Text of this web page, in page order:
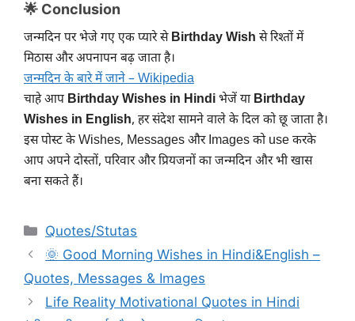
🌟 Conclusion
जन्मदिन पर भेजे गए एक प्यारे से Birthday Wish से रिश्तों में
मिठास और अपनापन बढ़ जाता है।
जन्मदिन के बारे में जाने – Wikipedia
चाहे आप Birthday Wishes in Hindi भेजें या Birthday
Wishes in English, हर संदेश सामने वाले के दिल को छू जाता है।
इस पोस्ट के Wishes, Messages और Images को use करके
आप अपने दोस्तों, परिवार और प्रियजनों का जन्मदिन और भी खास
बना सकते हैं।
Categories
Quotes/Stutas
🌞 Good Morning Wishes in Hindi&English –
Quotes, Messages & Images
Life Reality Motivational Quotes in Hindi